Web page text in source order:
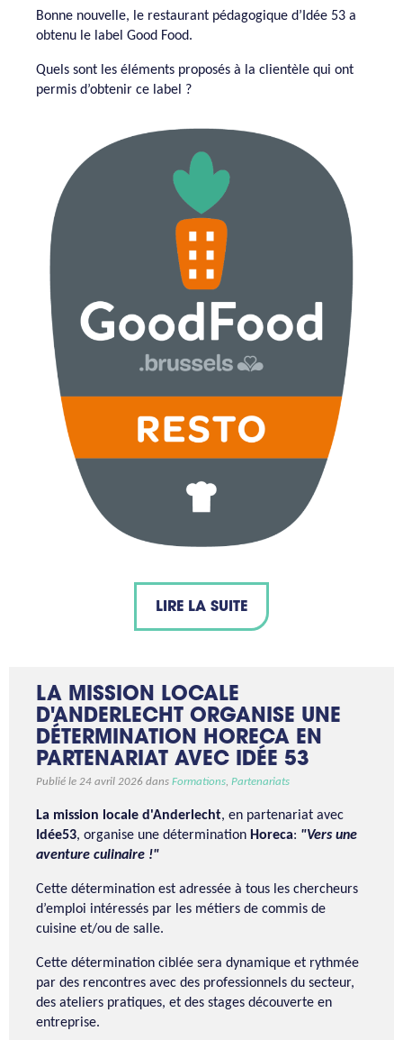
Bonne nouvelle, le restaurant pédagogique d’Idée 53 a
obtenu le label Good Food.
Quels sont les éléments proposés à la clientèle qui ont
permis d’obtenir ce label ?
LIRE LA SUITE
LA MISSION LOCALE
D'ANDERLECHT ORGANISE UNE
DÉTERMINATION HORECA EN
PARTENARIAT AVEC IDÉE 53
Publié le 24 avril 2026 dans Formations, Partenariats
La mission locale d'Anderlecht, en partenariat avec
Idée53, organise une détermination Horeca: "Vers une
aventure culinaire !"
Cette détermination est adressée à tous les chercheurs
d’emploi intéressés par les métiers de commis de
cuisine et/ou de salle.
Cette détermination ciblée sera dynamique et rythmée
par des rencontres avec des professionnels du secteur,
des ateliers pratiques, et des stages découverte en
entreprise.